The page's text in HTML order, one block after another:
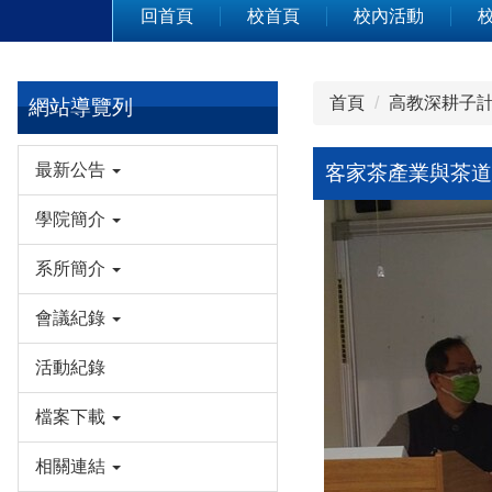
回首頁 校首頁 校內活動
網站導覽列
最新公告
學院簡介
系所簡介
會議紀錄
活動紀錄
檔案下載
相關連結
首頁 高教深耕子
客家茶產業與茶